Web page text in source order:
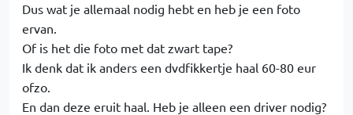
Dus wat je allemaal nodig hebt en heb je een foto
ervan.
Of is het die foto met dat zwart tape?
Ik denk dat ik anders een dvdfikkertje haal 60-80 eur
ofzo.
En dan deze eruit haal. Heb je alleen een driver nodig?